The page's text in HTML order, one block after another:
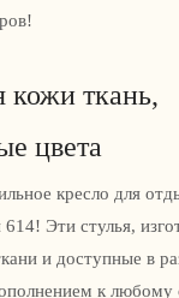
кожи ткань,
цвета
кресло для
Эти стулья,
и доступные в
к